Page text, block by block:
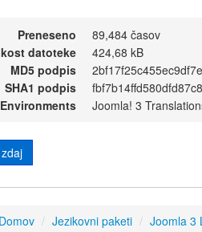
Preneseno
89,484 časov
datoteke
424,68 kB
MD5 podpis
SHA1 podpis
Environments
Joomla! 3
Domov / Jezikovni paketi / Joomla 3